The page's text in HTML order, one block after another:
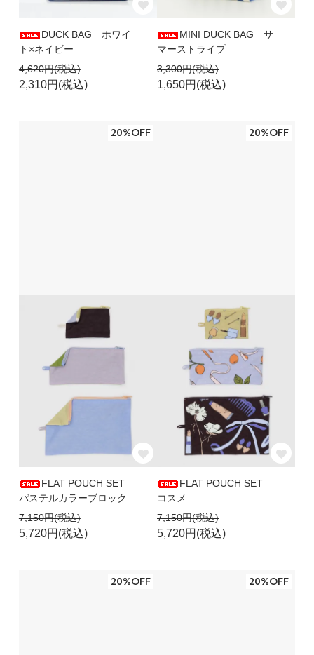
DUCK BAG ホワイ
ト×ネイビー
4,620円(税込)
2,310円(税込)
MINI DUCK BAG サ
マーストライプ
3,300円(税込)
1,650円(税込)
20%OFF
FLAT POUCH SET
パステルカラーブロック
7,150円(税込)
5,720円(税込)
20%OFF
FLAT POUCH SET
コスメ
7,150円(税込)
5,720円(税込)
20%OFF 20%OFF